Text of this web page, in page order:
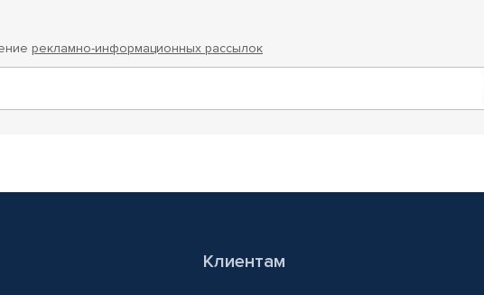
рекламно-информационных рассылок
Клиентам